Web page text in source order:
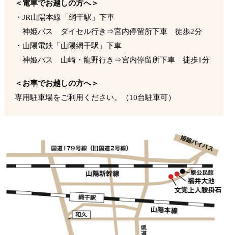
＜電車でお越しの方へ＞
・JR山陽本線「網干駅」下車
神姫バス ダイセル行き⇒宮内停留所下車 徒歩2分
・山陽電鉄「山陽網干駅」下車
神姫バス 山崎・龍野行き⇒宮内停留所下車 徒歩1分
＜お車でお越しの方へ＞
専用駐車場をご利用ください。（10台駐車可）